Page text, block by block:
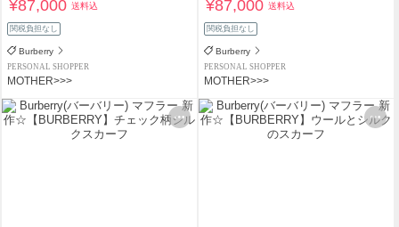
¥87,000送料込
関税負担なし
Burberry
PERSONAL SHOPPER
MOTHER>>>
¥87,000送料込
関税負担なし
Burberry
PERSONAL SHOPPER
MOTHER>>>